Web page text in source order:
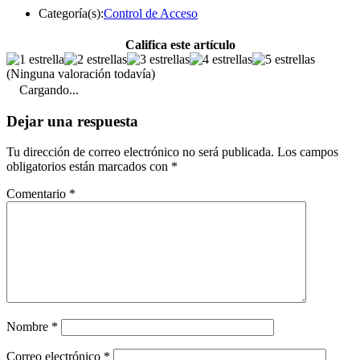
Categoría(s):Control de Acceso
Califica este artículo
(Ninguna valoración todavía)
Cargando...
Dejar una respuesta
Tu dirección de correo electrónico no será publicada. Los campos
obligatorios están marcados con *
Comentario *
Nombre *
Correo electrónico *